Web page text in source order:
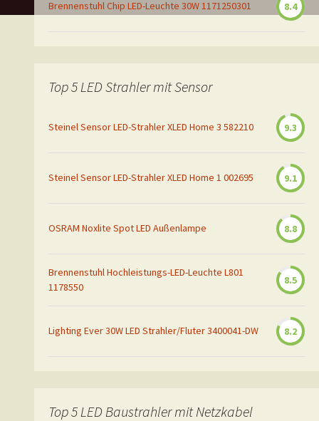
Brennenstuhl Chip LED-Leuchte 30W 1171250301 8.4
Top 5 LED Strahler mit Sensor
Steinel Sensor LED-Strahler XLED Home 3 582210 9.3
Steinel Sensor LED-Strahler XLED Home 1 002695 9.1
OSRAM Noxlite Spot LED Außenlampe 8.8
Brennenstuhl Hochleistungs-LED-Leuchte L801
1178550
8.5
Lighting Ever 30W LED Strahler/Fluter 3400041-DW 8.2
Top 5 LED Baustrahler mit Netzkabel